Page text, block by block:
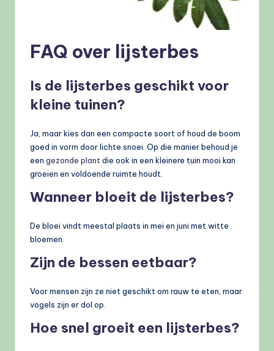
FAQ over lijsterbes
Is de lijsterbes geschikt voor
kleine tuinen?
Ja, maar kies dan een compacte soort of houd de boom
goed in vorm door lichte snoei. Op die manier behoud je
een gezonde plant die ook in een kleinere tuin mooi kan
groeien en voldoende ruimte houdt.
Wanneer bloeit de lijsterbes?
De bloei vindt meestal plaats in mei en juni met witte
bloemen.
Zijn de bessen eetbaar?
Voor mensen zijn ze niet geschikt om rauw te eten, maar
vogels zijn er dol op.
Hoe snel groeit een lijsterbes?